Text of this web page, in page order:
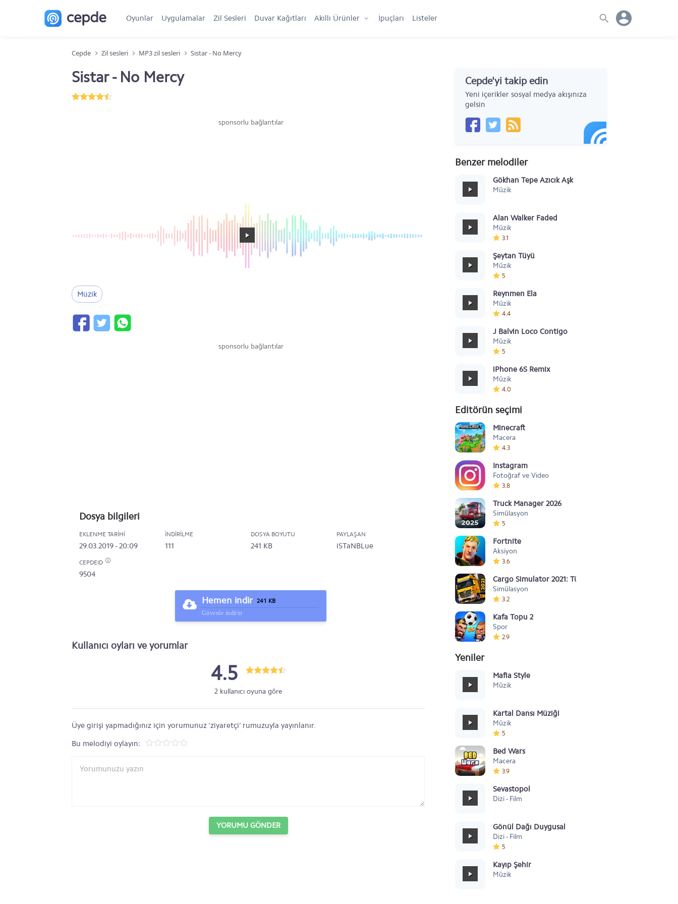
Oyunlar Uygulamalar Zil Sesleri Duvar Kağıtları Akıllı Ürünler İpuçları Listeler
Cepde Zil sesleri MP3 zil sesleri Sistar - No Mercy
Sistar - No Mercy
sponsorlu bağlantılar
Müzik
sponsorlu bağlantılar
Dosya bilgileri
EKLENME TARIHI
29.03.2019 - 20:09
İNDIRILME
111
DOSYA BOYUTU
241 KB
PAYLAŞAN
iSTaNBLue
CEPDEID
9504
Hemen indir 241 KB
Güvenle indirin
Cepde'yi takip edin
Yeni içerikler sosyal medya akışınıza
gelsin
Benzer melodiler
Gökhan Tepe Azıcık Aşk
Müzik
Alan Walker Faded
Müzik
3.1
Şeytan Tüyü
Müzik
5
Reynmen Ela
Müzik
4.4
J Balvin Loco Contigo
Müzik
5
iPhone 6S Remix
Müzik
4.0
Editörün seçimi
Minecraft
Macera
4.3
Instagram
Fotoğraf ve Video
3.8
Truck Manager 2026
Simülasyon
5
Fortnite
Aksiyon
3.6
Cargo Simulator 2021: Türkiye
Simülasyon
3.2
Kafa Topu 2
Spor
2.9
Yeniler
Mafia Style
Müzik
Kartal Dansı Müziği
Müzik
5
Bed Wars
Macera
3.9
Sevastopol
Dizi - Film
Gönül Dağı Duygusal
Dizi - Film
5
Kayıp Şehir
Müzik
Kullanıcı oyları ve yorumlar
4.5
2 kullanıcı oyuna göre
Üye girişi yapmadığınız için yorumunuz 'ziyaretçi' rumuzuyla yayınlanır.
Bu melodiyi oylayın:
YORUMU GÖNDER